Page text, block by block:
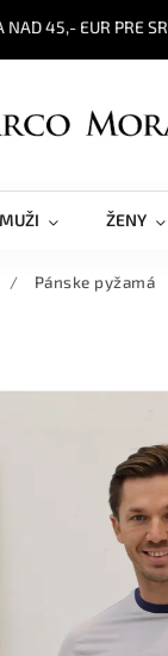
NAD 45,- EUR PRE SR
MUŽI ŽENY
/ Pánske pyžamá